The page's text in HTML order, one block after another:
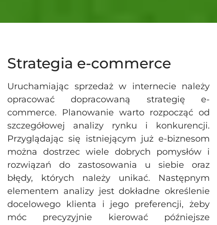
Strategia e-commerce
Uruchamiając sprzedaż w internecie należy
opracować dopracowaną strategię e-
commerce. Planowanie warto rozpocząć od
szczegółowej analizy rynku i konkurencji.
Przyglądając się istniejącym już e-biznesom
można dostrzec wiele dobrych pomysłów i
rozwiązań do zastosowania u siebie oraz
błędy, których należy unikać. Następnym
elementem analizy jest dokładne określenie
docelowego klienta i jego preferencji, żeby
móc precyzyjnie kierować późniejsze